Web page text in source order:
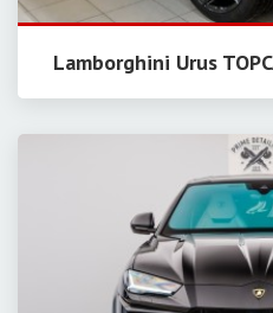
Lamborghini Urus